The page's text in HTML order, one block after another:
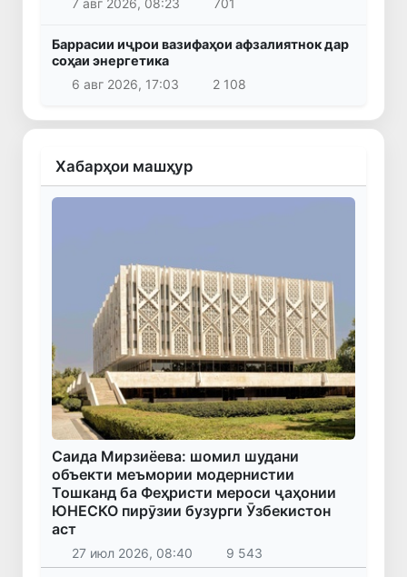
7 авг 2026, 08:23
701
Баррасии иҷрои вазифаҳои афзалиятнок дар
соҳаи энергетика
6 авг 2026, 17:03
2 108
Хабарҳои машҳур
Саида Мирзиёева: шомил шудани
объекти меъмории модернистии
Тошканд ба Феҳристи мероси ҷаҳонии
ЮНЕСКО пирӯзии бузурги Ӯзбекистон
аст
27 июл 2026, 08:40 9 543